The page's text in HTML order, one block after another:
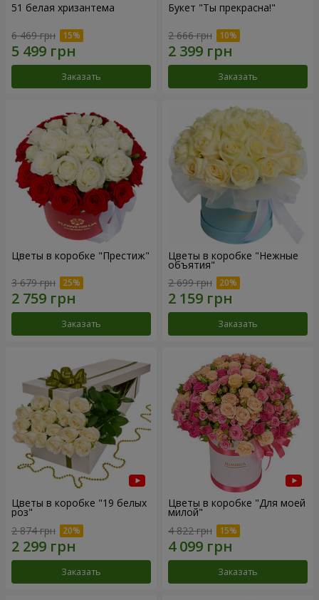
51 белая хризантема
6 469 грн
Заказать
Букет "Ты прекрасна!"
2 666 грн
Заказать
Цветы в коробке "Престиж"
3 679 грн
Заказать
Цветы в коробке "Нежные
объятия"
2 699 грн
Заказать
Цветы в коробке "19 белых
роз"
2 874 грн
Заказать
Цветы в коробке "Для моей
милой"
4 822 грн
Заказать